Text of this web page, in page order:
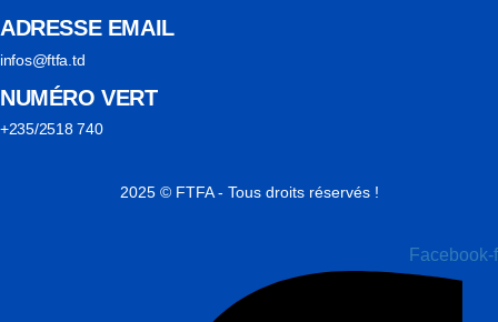
ADRESSE EMAIL
infos@ftfa.td
NUMÉRO VERT
+235/2518 740
2025 © FTFA - Tous droits réservés !
Facebook-f